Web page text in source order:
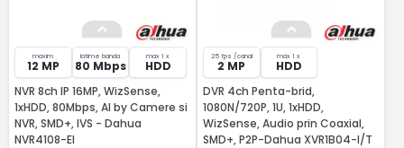
maxim
12 MP
latime banda
80 Mbps
max 1 x
HDD
NVR 8ch IP 16MP, WizSense,
1xHDD, 80Mbps, AI by Camere si
NVR, SMD+, IVS - Dahua
NVR4108-EI
25 fps /canal
2 MP
max 1 x
HDD
DVR 4ch Penta-brid,
1080N/720P, 1U, 1xHDD,
WizSense, Audio prin Coaxial,
SMD+, P2P-Dahua XVR1B04-I/T